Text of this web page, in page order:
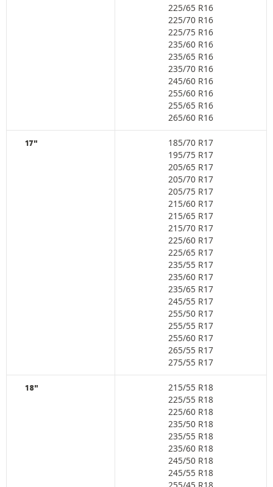
225/65 R16
225/70 R16
225/75 R16
235/60 R16
235/65 R16
235/70 R16
245/60 R16
255/60 R16
255/65 R16
265/60 R16
17"
185/70 R17
195/75 R17
205/65 R17
205/70 R17
205/75 R17
215/60 R17
215/65 R17
215/70 R17
225/60 R17
225/65 R17
235/55 R17
235/60 R17
235/65 R17
245/55 R17
255/50 R17
255/55 R17
255/60 R17
265/55 R17
275/55 R17
18"
215/55 R18
225/55 R18
225/60 R18
235/50 R18
235/55 R18
235/60 R18
245/50 R18
245/55 R18